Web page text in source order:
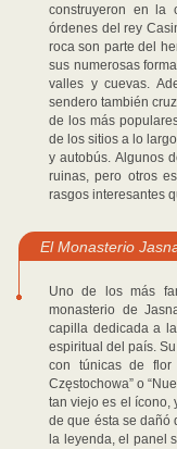
construyeron en la
órdenes del rey
roca son parte del
sus numerosas
valles y cuevas.
sendero también
de los más
de los sitios a lo
y autobús. Algunos
ruinas, pero otros
rasgos interesantes
El Monasterio
Uno de los más
monasterio de
capilla dedicada a
espiritual del país.
con túnicas de flor
Częstochowa” o
tan viejo es el ícono,
de que ésta se dañó
la leyenda, el panel